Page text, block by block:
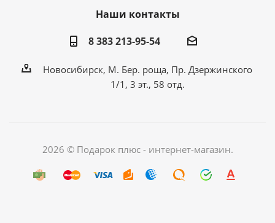
Наши контакты
8 383 213-95-54
Новосибирск, М. Бер. роща, Пр. Дзержинского
1/1, 3 эт., 58 отд.
2026 © Подарок плюс - интернет-магазин.